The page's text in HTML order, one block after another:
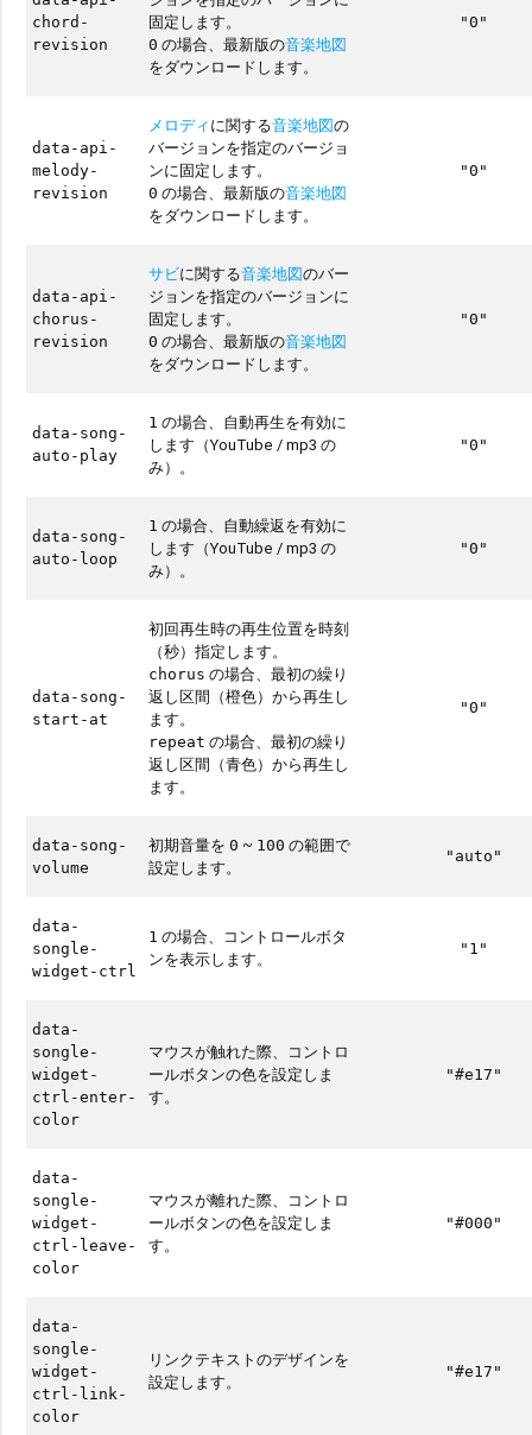
chord-
revision
固定します。
0 の場合、最新版の音楽地図
をダウンロードします。
"0"
data-api-
melody-
revision
メロディに関する音楽地図の
バージョンを指定のバージョ
ンに固定します。
0 の場合、最新版の音楽地図
をダウンロードします。
"0"
data-api-
chorus-
revision
サビに関する音楽地図のバー
ジョンを指定のバージョンに
固定します。
0 の場合、最新版の音楽地図
をダウンロードします。
"0"
data-song-
auto-play
1 の場合、自動再生を有効に
します（YouTube / mp3 の
み）。
"0"
data-song-
auto-loop
1 の場合、自動繰返を有効に
します（YouTube / mp3 の
み）。
"0"
data-song-
start-at
初回再生時の再生位置を時刻
（秒）指定します。
chorus の場合、最初の繰り
返し区間（橙色）から再生し
ます。
repeat の場合、最初の繰り
返し区間（青色）から再生し
ます。
"0"
data-song-
volume
初期音量を0 ~ 100 の範囲で
設定します。
"auto"
data-
songle-
widget-ctrl
1 の場合、コントロールボタ
ンを表示します。
"1"
data-
songle-
widget-
ctrl-enter-
color
マウスが触れた際、コントロ
ールボタンの色を設定しま
す。
"#e17"
data-
songle-
widget-
ctrl-leave-
color
マウスが離れた際、コントロ
ールボタンの色を設定しま
す。
"#000"
data-
songle-
widget-
ctrl-link-
color
リンクテキストのデザインを
設定します。
"#e17"